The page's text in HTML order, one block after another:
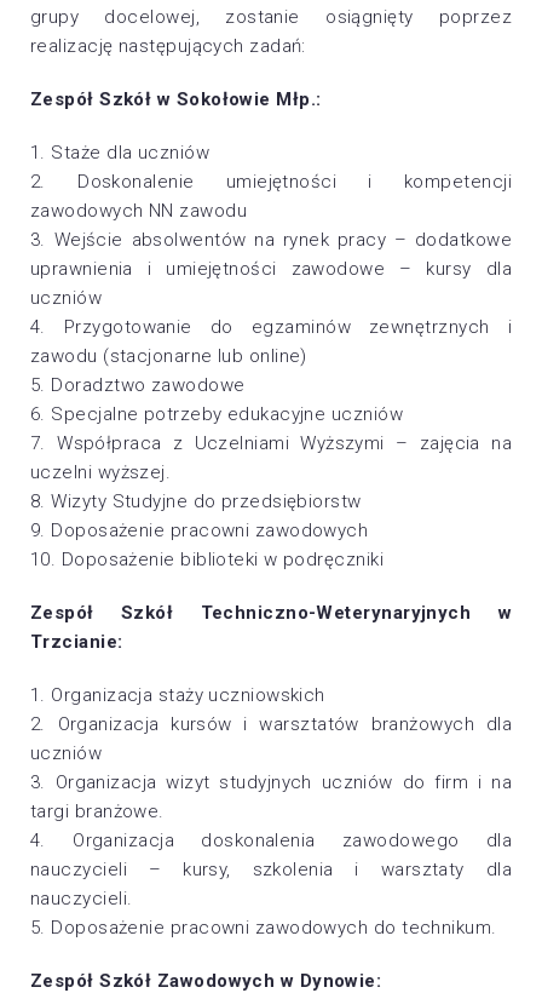
grupy docelowej, zostanie osiągnięty poprzez
realizację następujących zadań:
Zespół Szkół w Sokołowie Młp.:
1. Staże dla uczniów
2. Doskonalenie umiejętności i kompetencji
zawodowych NN zawodu
3. Wejście absolwentów na rynek pracy – dodatkowe
uprawnienia i umiejętności zawodowe – kursy dla
uczniów
4. Przygotowanie do egzaminów zewnętrznych i
zawodu (stacjonarne lub online)
5. Doradztwo zawodowe
6. Specjalne potrzeby edukacyjne uczniów
7. Współpraca z Uczelniami Wyższymi – zajęcia na
uczelni wyższej.
8. Wizyty Studyjne do przedsiębiorstw
9. Doposażenie pracowni zawodowych
10. Doposażenie biblioteki w podręczniki
Zespół Szkół Techniczno-Weterynaryjnych w
Trzcianie:
1. Organizacja staży uczniowskich
2. Organizacja kursów i warsztatów branżowych dla
uczniów
3. Organizacja wizyt studyjnych uczniów do firm i na
targi branżowe.
4. Organizacja doskonalenia zawodowego dla
nauczycieli – kursy, szkolenia i warsztaty dla
nauczycieli.
5. Doposażenie pracowni zawodowych do technikum.
Zespół Szkół Zawodowych w Dynowie: